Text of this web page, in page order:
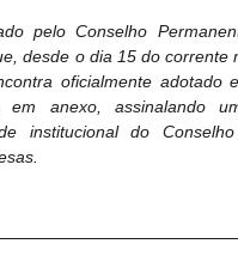
pelo Conselho
desde o dia 15 do corrente
oficialmente adotado
em anexo, assinalando
institucional do